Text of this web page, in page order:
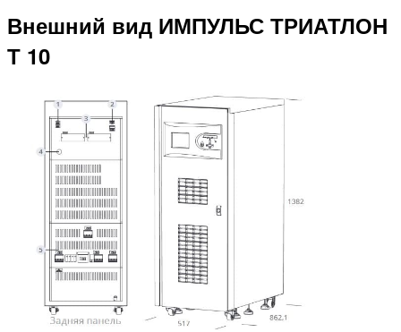
Внешний вид ИМПУЛЬС ТРИАТЛОН
Т 10